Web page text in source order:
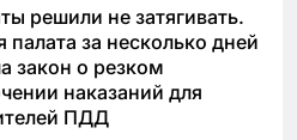
решили не затягивать.
палата за несколько дней
закон о резком
наказаний для
ПДД